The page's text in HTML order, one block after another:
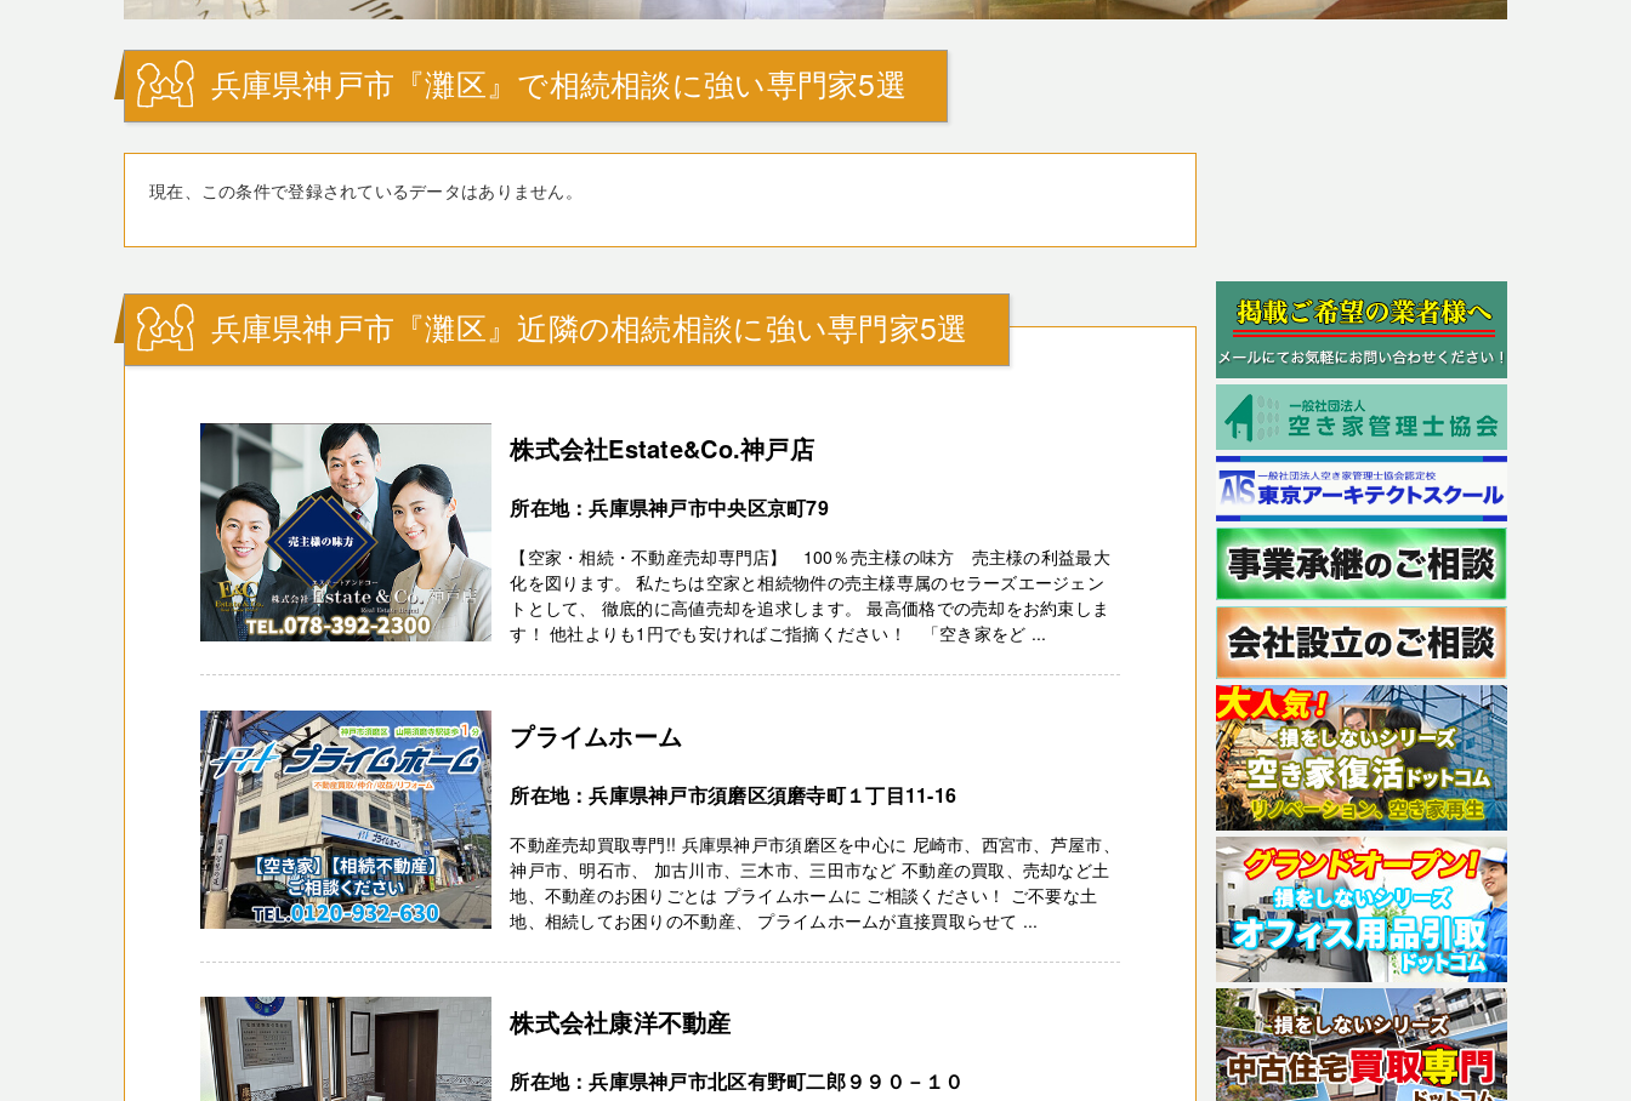
兵庫県神戸市『灘区』で相続相談に強い専門家5選
現在、この条件で登録されているデータはありません。
兵庫県神戸市『灘区』近隣の相続相談に強い専門家5選
株式会社Estate&Co.神戸店
所在地：兵庫県神戸市中央区京町79
【空家・相続・不動産売却専門店】 100％売主様の味方 売主様の利益最大
化を図ります。 私たちは空家と相続物件の売主様専属のセラーズエージェン
トとして、 徹底的に高値売却を追求します。 最高価格での売却をお約束しま
す！ 他社よりも1円でも安ければご指摘ください！ 「空き家をど ...
プライムホーム
所在地：兵庫県神戸市須磨区須磨寺町１丁目11-16
不動産売却買取専門!! 兵庫県神戸市須磨区を中心に 尼崎市、西宮市、芦屋市、
神戸市、明石市、 加古川市、三木市、三田市など 不動産の買取、売却など土
地、不動産のお困りごとは プライムホームに ご相談ください！ ご不要な土
地、相続してお困りの不動産、 プライムホームが直接買取らせて ...
株式会社康洋不動産
所在地：兵庫県神戸市北区有野町二郎９９０－１０